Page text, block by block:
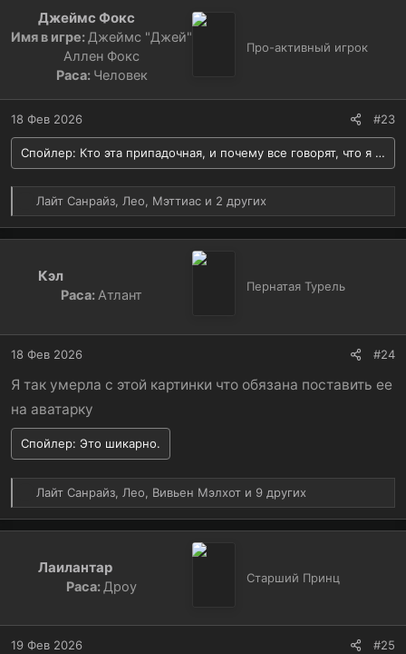
ц
и
Джеймс Фокс
Имя в игре: Джеймс "Джей"
Аллен Фокс
Раса: Человек
Про-активный игрок
18 Фев 2026 #23
Спойлер: Кто эта припадочная, и почему все говорят, что я ее
Р
е
ц
Лайт Санрайз, Лео, Мэттиас и 2 других
Кэл
Раса:Атлант
Пернатая Турель
18 Фев 2026 #24
Я так умерла с этой картинки что обязана поставить ее
на аватарку
Спойлер: Это шикарно.
Р
е
ц
Лайт Санрайз Лео Вивьен Мэлхот и 9 других
Лаилантар
Раса:Дроу
Старший Принц
19 Фев 2026 #25